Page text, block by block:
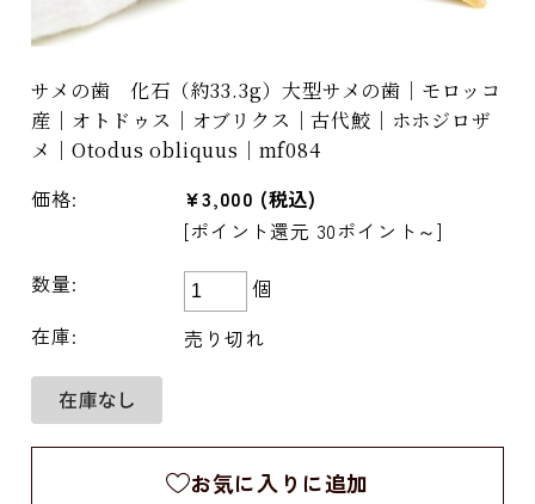
サメの歯 化石（約33.3g）大型サメの歯｜モロッコ
産｜オトドゥス｜オブリクス｜古代鮫｜ホホジロザ
メ｜Otodus obliquus｜mf084
価格: ¥3,000 (税込)
[ポイント還元 30ポイント～]
数量:
個
在庫:
売り切れ
お気に入りに追加